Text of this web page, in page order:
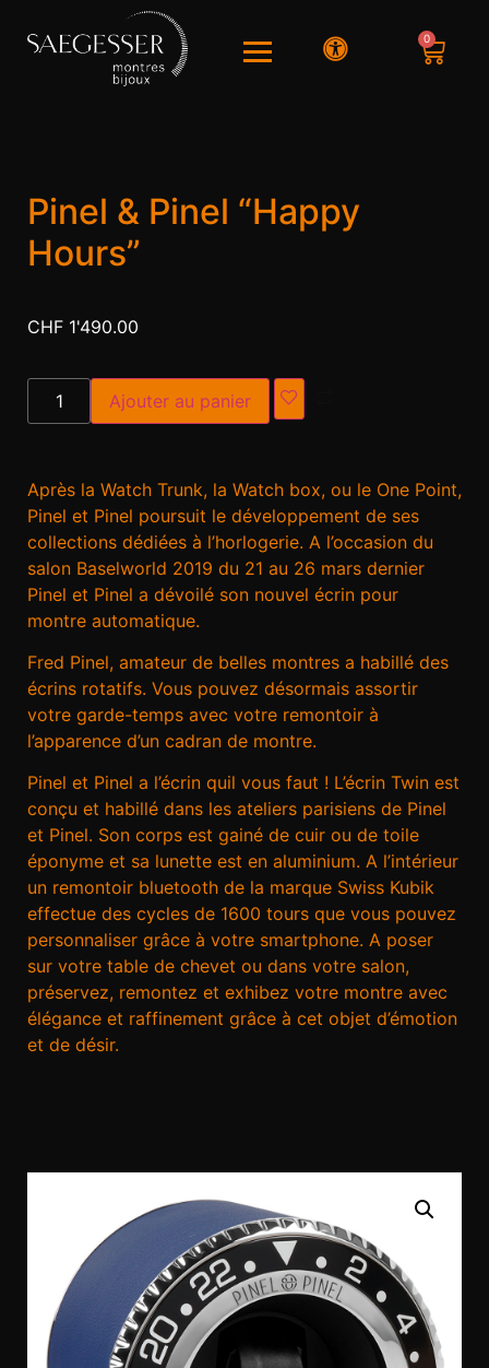
0
Pinel & Pinel “Happy
Hours”
CHF 1'490.00
Ajouter au panier
Après la Watch Trunk, la Watch box, ou le One Point,
Pinel et Pinel poursuit le développement de ses
collections dédiées à l’horlogerie. A l’occasion du
salon Baselworld 2019 du 21 au 26 mars dernier
Pinel et Pinel a dévoilé son nouvel écrin pour
montre automatique.
Fred Pinel, amateur de belles montres a habillé des
écrins rotatifs. Vous pouvez désormais assortir
votre garde-temps avec votre remontoir à
l’apparence d’un cadran de montre.
Pinel et Pinel a l’écrin quil vous faut ! L’écrin Twin est
conçu et habillé dans les ateliers parisiens de Pinel
et Pinel. Son corps est gainé de cuir ou de toile
éponyme et sa lunette est en aluminium. A l’intérieur
un remontoir bluetooth de la marque Swiss Kubik
effectue des cycles de 1600 tours que vous pouvez
personnaliser grâce à votre smartphone. A poser
sur votre table de chevet ou dans votre salon,
préservez, remontez et exhibez votre montre avec
élégance et raffinement grâce à cet objet d’émotion
et de désir.